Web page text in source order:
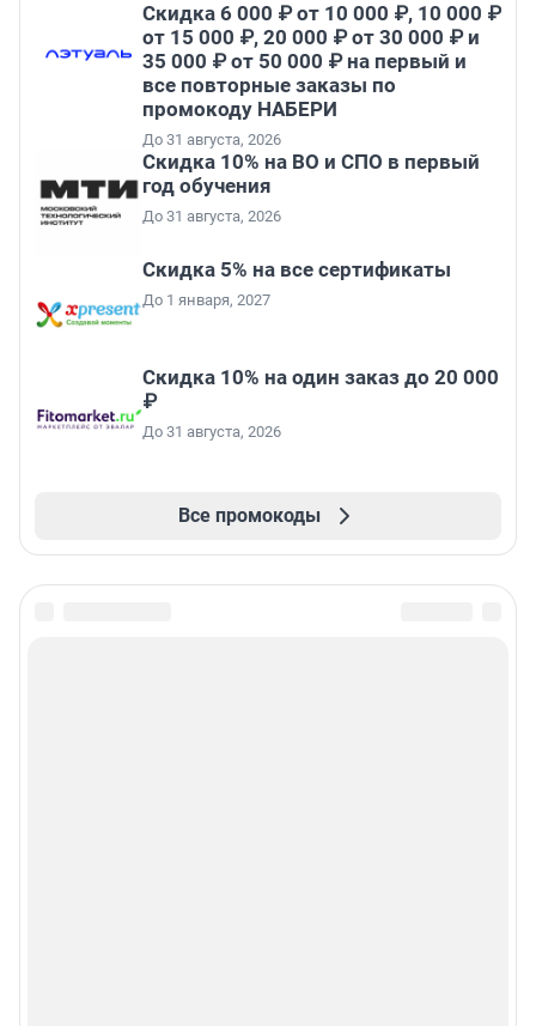
Скидка 6 000 ₽ от 10 000 ₽, 10 000 ₽
от 15 000 ₽, 20 000 ₽ от 30 000 ₽ и
35 000 ₽ от 50 000 ₽ на первый и
все повторные заказы по
промокоду НАБЕРИ
До 31 августа, 2026
Скидка 10% на ВО и СПО в первый
год обучения
До 31 августа, 2026
Скидка 5% на все сертификаты
До 1 января, 2027
Скидка 10% на один заказ до 20 000
₽
До 31 августа, 2026
Все промокоды